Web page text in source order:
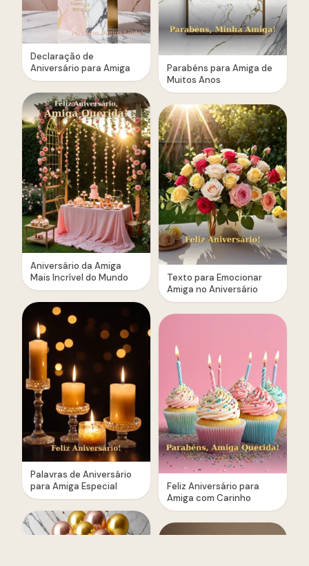
Declaração de
Aniversário para Amiga
Aniversário da Amiga
Mais Incrível do Mundo
Palavras de Aniversário
para Amiga Especial
Parabéns para Amiga de
Muitos Anos
Texto para Emocionar
Amiga no Aniversário
Feliz Aniversário para
Amiga com Carinho